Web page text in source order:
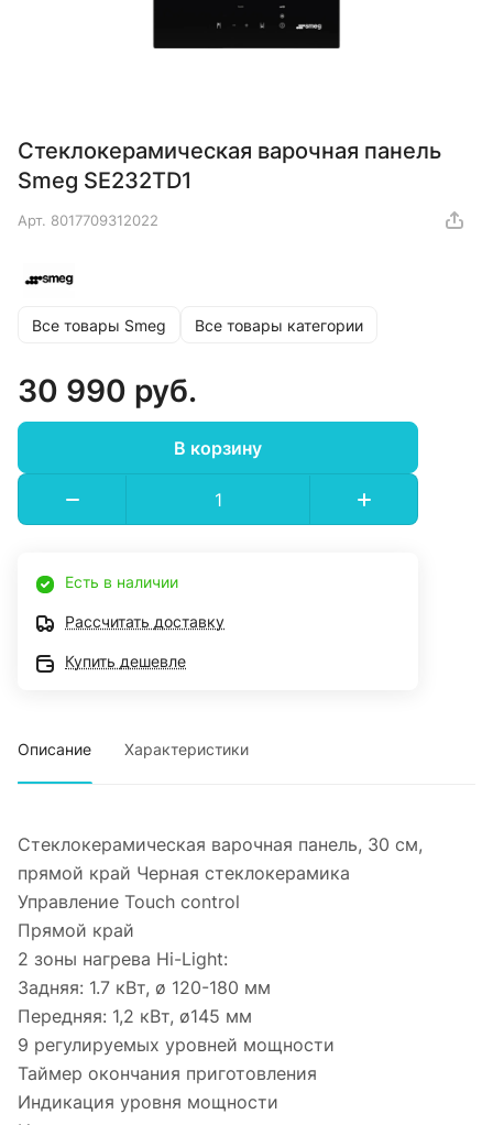
Стеклокерамическая варочная панель
Smeg SE232TD1
Арт. 8017709312022
Все товары Smeg Все товары категории
30 990 руб.
В корзину
Есть в наличии
Рассчитать доставку
Купить дешевле
Описание Характеристики
Cтеклокерамическая варочная панель, 30 см,
прямой край Черная стеклокерамика
Управление Touch control
Прямой край
2 зоны нагрева Hi-Light:
Задняя: 1.7 кВт, ø 120-180 мм
Передняя: 1,2 кВт, ø145 мм
9 регулируемых уровней мощности
Таймер окончания приготовления
Индикация уровня мощности